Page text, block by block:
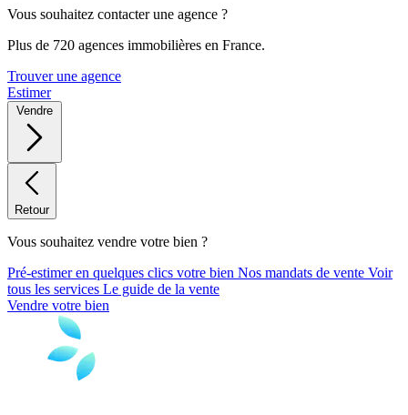
Vous souhaitez contacter une agence ?
Plus de 720 agences immobilières en France.
Trouver une agence
Estimer
Vendre
Retour
Vous souhaitez vendre votre bien ?
Pré-estimer en quelques clics votre bien Nos mandats de vente Voir
tous les services Le guide de la vente
Vendre votre bien